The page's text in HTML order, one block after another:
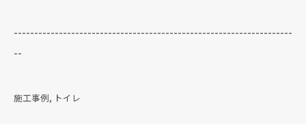
--------------------------------------------------------------------
--
施工事例 トイレ